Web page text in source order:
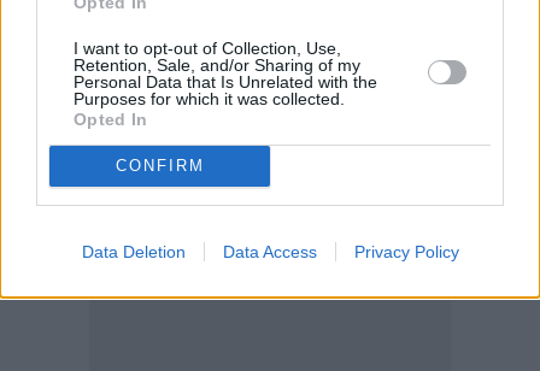
I want to opt-out of Collection, Use,
Retention, Sale, and/or Sharing of my
Personal Data that Is Unrelated with the
Purposes for which it was collected.
Opted In
CONFIRM
Data Deletion Data Access Privacy Policy
ΑΠΕ-ΜΠΕ